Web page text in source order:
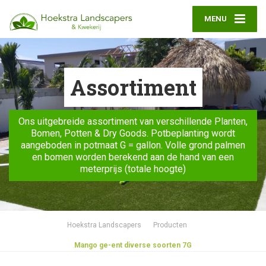
MENU
Assortiment
Ons uitgebreide assortiment van verschillende Planten,
Bomen, Potten & Dry Goods. Potbeplanting wordt
aangeboden in potmaat G = gallon. Volle grond palmen
en bomen worden berekend aan de hand van een
meterprijs (totale hoogte)
Hoekstra Landscapers Producten
Mango ge-ent diverse soorten 7G